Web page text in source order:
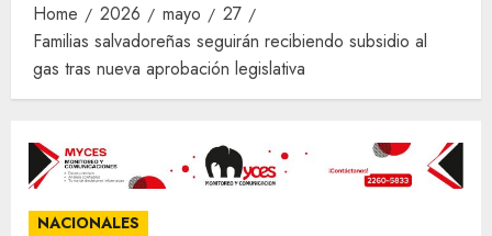
Home 2026 mayo
27
Familias salvadoreñas seguirán recibiendo subsidio al
gas tras nueva aprobación legislativa
NACIONALES